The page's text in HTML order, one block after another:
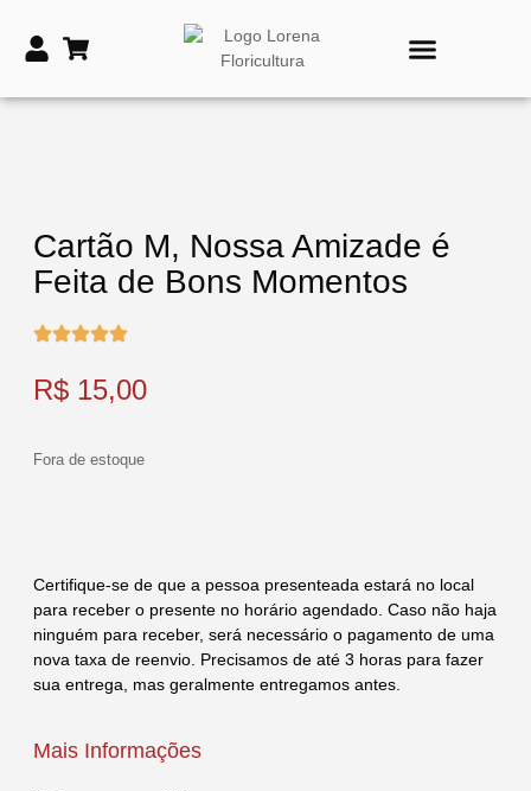
Cartão M, Nossa Amizade é
Feita de Bons Momentos
R$ 15,00
Fora de estoque
Certifique-se de que a pessoa presenteada estará no local
para receber o presente no horário agendado. Caso não haja
ninguém para receber, será necessário o pagamento de uma
nova taxa de reenvio. Precisamos de até 3 horas para fazer
sua entrega, mas geralmente entregamos antes.
Mais Informações